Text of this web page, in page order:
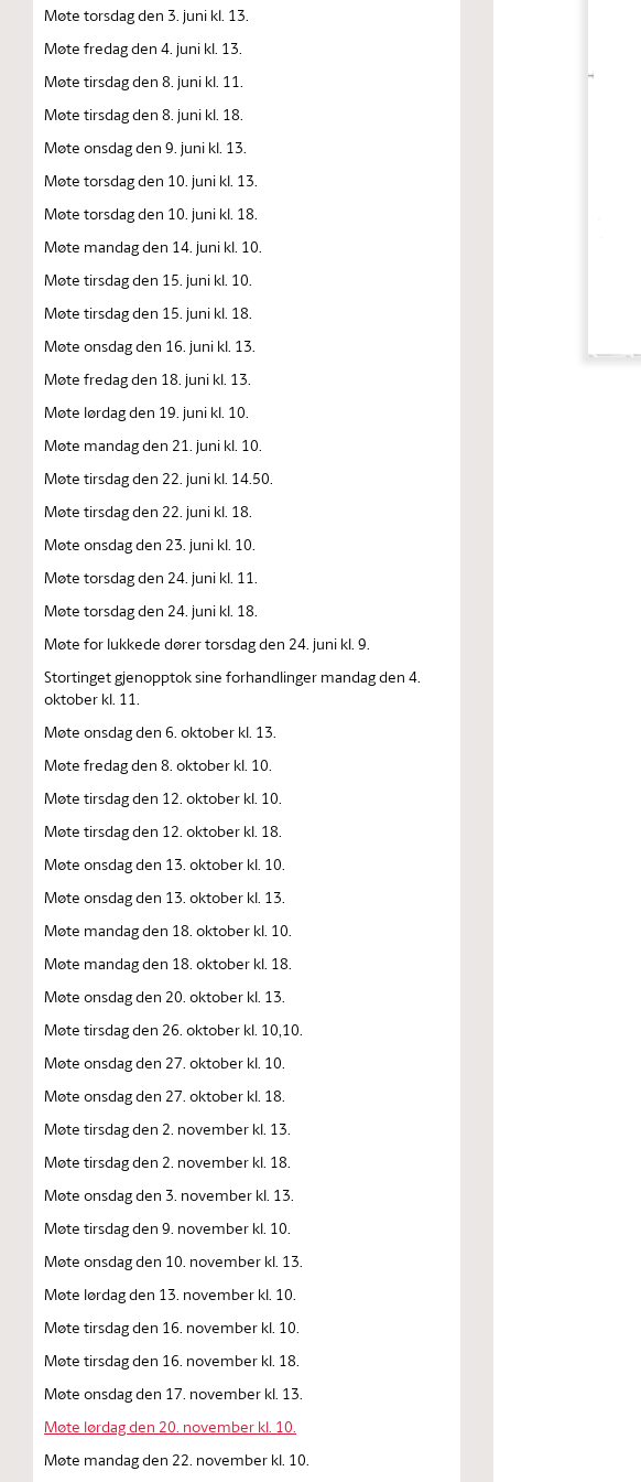
Møte torsdag den 3. juni kl. 13.
Møte fredag den 4. juni kl. 13.
Møte tirsdag den 8. juni kl. 11.
Møte tirsdag den 8. juni kl. 18.
Møte onsdag den 9. juni kl. 13.
Møte torsdag den 10. juni kl. 13.
Møte torsdag den 10. juni kl. 18.
Møte mandag den 14. juni kl. 10.
Møte tirsdag den 15. juni kl. 10.
Møte tirsdag den 15. juni kl. 18.
Møte onsdag den 16. juni kl. 13.
Møte fredag den 18. juni kl. 13.
Møte lørdag den 19. juni kl. 10.
Møte mandag den 21. juni kl. 10.
Møte tirsdag den 22. juni kl. 14.50.
Møte tirsdag den 22. juni kl. 18.
Møte onsdag den 23. juni kl. 10.
Møte torsdag den 24. juni kl. 11.
Møte torsdag den 24. juni kl. 18.
Møte for lukkede dører torsdag den 24. juni kl. 9.
Stortinget gjenopptok sine forhandlinger mandag den 4.
oktober kl. 11.
Møte onsdag den 6. oktober kl. 13.
Møte fredag den 8. oktober kl. 10.
Møte tirsdag den 12. oktober kl. 10.
Møte tirsdag den 12. oktober kl. 18.
Møte onsdag den 13. oktober kl. 10.
Møte onsdag den 13. oktober kl. 13.
Møte mandag den 18. oktober kl. 10.
Møte mandag den 18. oktober kl. 18.
Møte onsdag den 20. oktober kl. 13.
Møte tirsdag den 26. oktober kl. 10,10.
Møte onsdag den 27. oktober kl. 10.
Møte onsdag den 27. oktober kl. 18.
Møte tirsdag den 2. november kl. 13.
Møte tirsdag den 2. november kl. 18.
Møte onsdag den 3. november kl. 13.
Møte tirsdag den 9. november kl. 10.
Møte onsdag den 10. november kl. 13.
Møte lørdag den 13. november kl. 10.
Møte tirsdag den 16. november kl. 10.
Møte tirsdag den 16. november kl. 18.
Møte onsdag den 17. november kl. 13.
Møte lørdag den 20. november kl. 10.
Møte mandag den 22. november kl. 10.